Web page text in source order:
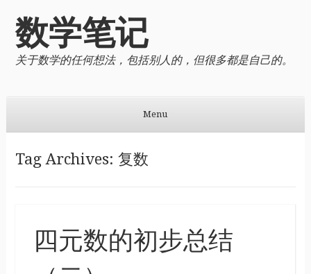
数学笔记
关于数学的任何想法，包括别人的，但很多都是自己的。
Menu
Tag Archives: 复数
四元数的初步总结